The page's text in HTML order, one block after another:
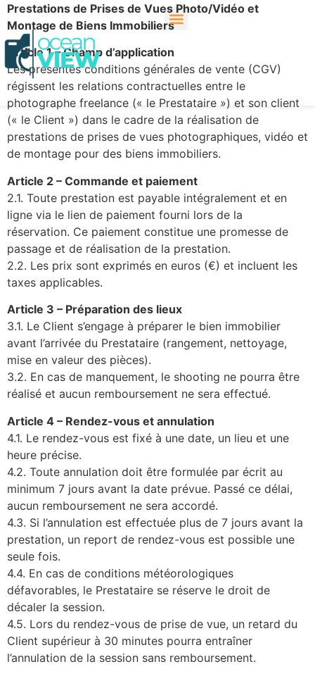
Prestations de Prises de Vues Photo/Vidéo et
Montage de Biens Immobiliers
Article 1 – Champ d’application
Les présentes conditions générales de vente (CGV)
régissent les relations contractuelles entre le
photographe freelance (« le Prestataire ») et son client
(« le Client ») dans le cadre de la réalisation de
prestations de prises de vues photographiques, vidéo et
de montage pour des biens immobiliers.
Article 2 – Commande et paiement
2.1. Toute prestation est payable intégralement et en
ligne via le lien de paiement fourni lors de la
réservation. Ce paiement constitue une promesse de
passage et de réalisation de la prestation.
2.2. Les prix sont exprimés en euros (€) et incluent les
taxes applicables.
Article 3 – Préparation des lieux
3.1. Le Client s’engage à préparer le bien immobilier
avant l’arrivée du Prestataire (rangement, nettoyage,
mise en valeur des pièces).
3.2. En cas de manquement, le shooting ne pourra être
réalisé et aucun remboursement ne sera effectué.
Article 4 – Rendez-vous et annulation
4.1. Le rendez-vous est fixé à une date, un lieu et une
heure précise.
4.2. Toute annulation doit être formulée par écrit au
minimum 7 jours avant la date prévue. Passé ce délai,
aucun remboursement ne sera accordé.
4.3. Si l’annulation est effectuée plus de 7 jours avant la
prestation, un report de rendez-vous est possible une
seule fois.
4.4. En cas de conditions météorologiques
défavorables, le Prestataire se réserve le droit de
décaler la session.
4.5. Lors du rendez-vous de prise de vue, un retard du
Client supérieur à 30 minutes pourra entraîner
l’annulation de la session sans remboursement.